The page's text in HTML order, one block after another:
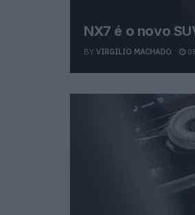
NX7 é o novo
BY VIRGILIO MACHADO